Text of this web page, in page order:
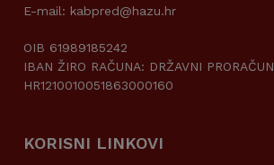
E-mail: kabpred@hazu.hr
OIB 61989185242
IBAN ŽIRO RAČUNA: DRŽAVNI PRORAČUN
HR1210010051863000160
KORISNI LINKOVI